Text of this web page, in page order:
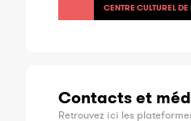
CENTRE CULTUREL
Contacts et
Retrouvez ici les